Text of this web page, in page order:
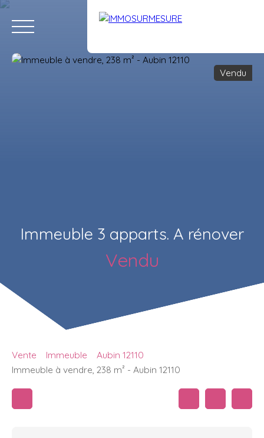
Vendu
Immeuble 3 apparts. A rénover
Vendu
Vente Immeuble
Aubin 12110
Immeuble à vendre, 238 m² - Aubin 12110